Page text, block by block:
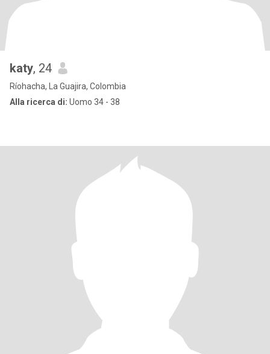
katy, 24
Ríohacha, La Guajira, Colombia
Alla ricerca di: Uomo 34 - 38